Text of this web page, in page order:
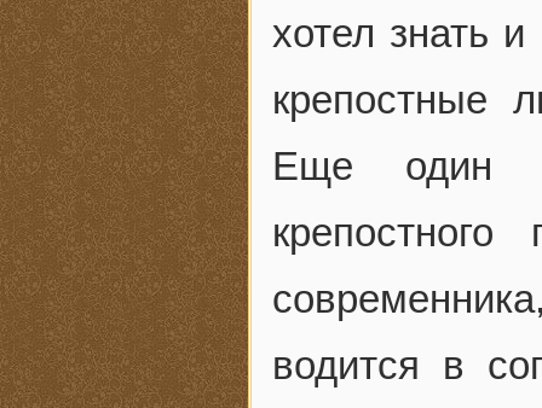
хотел знать
крепостные
Еще один
водится в